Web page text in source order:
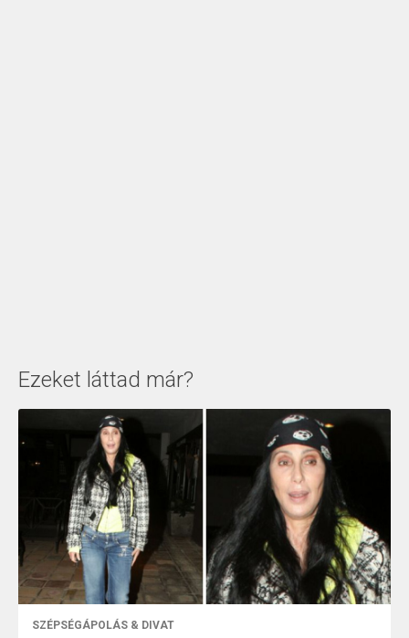
Ezeket láttad már?
SZÉPSÉGÁPOLÁS & DIVAT